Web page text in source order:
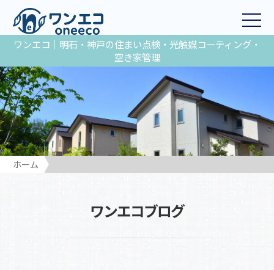
ワンエコ｜明石・神戸の住まい点検・光触媒コーティング・
空き家管理
ホーム
ワンエコブログ